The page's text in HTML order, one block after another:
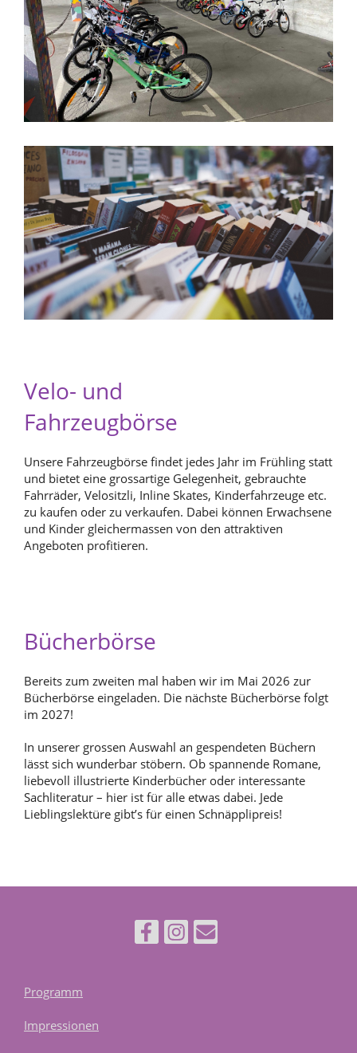
Velo- und
Fahrzeugbörse
Unsere Fahrzeugbörse findet jedes Jahr im Frühling statt
und bietet eine grossartige Gelegenheit, gebrauchte
Fahrräder, Velositzli, Inline Skates, Kinderfahrzeuge etc.
zu kaufen oder zu verkaufen. Dabei können Erwachsene
und Kinder gleichermassen von den attraktiven
Angeboten profitieren.
Bücherbörse
Bereits zum zweiten mal haben wir im Mai 2026 zur
Bücherbörse eingeladen. Die nächste Bücherbörse folgt
im 2027!
In unserer grossen Auswahl an gespendeten Büchern
lässt sich wunderbar stöbern. Ob spannende Romane,
liebevoll illustrierte Kinderbücher oder interessante
Sachliteratur – hier ist für alle etwas dabei. Jede
Lieblingslektüre gibt’s für einen Schnäpplipreis!
Programm
Impressionen